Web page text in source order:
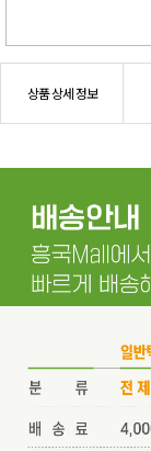
상품 상세 정보